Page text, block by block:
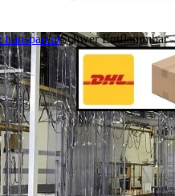
Schwer Entflammbar